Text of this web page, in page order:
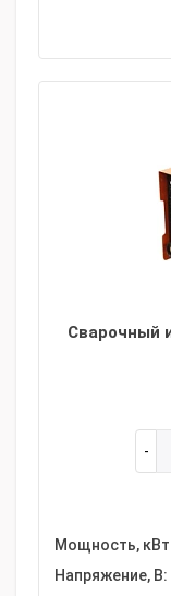
Сварочный
Мощность,
Напряжение, В: